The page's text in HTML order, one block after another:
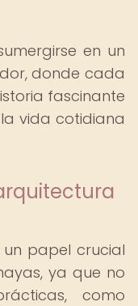
en un
donde cada
fascinante
vida cotidiana
papel crucial
ya que no
como